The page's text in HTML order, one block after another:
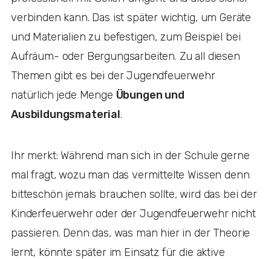
verbinden kann. Das ist später wichtig, um Geräte
und Materialien zu befestigen, zum Beispiel bei
Aufräum- oder Bergungsarbeiten. Zu all diesen
Themen gibt es bei der Jugendfeuerwehr
natürlich jede Menge Übungen und
Ausbildungsmaterial.
Ihr merkt: Während man sich in der Schule gerne
mal fragt, wozu man das vermittelte Wissen denn
bitteschön jemals brauchen sollte, wird das bei der
Kinderfeuerwehr oder der Jugendfeuerwehr nicht
passieren. Denn das, was man hier in der Theorie
lernt, könnte später im Einsatz für die aktive